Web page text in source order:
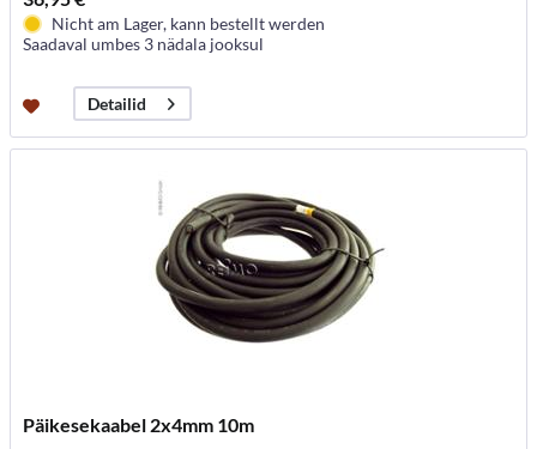
Nicht am Lager, kann bestellt werden
Saadaval umbes 3 nädala jooksul
Detailid
Päikesekaabel 2x4mm 10m